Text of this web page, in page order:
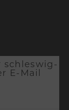
schleswig-
E-Mail